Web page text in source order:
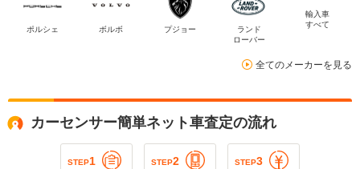
ポルシェ ボルボ プジョー
ランド
ローバー
輸入車
すべて
全てのメーカーを見る
カーセンサー簡単ネット車査定の流れ
STEP1 STEP2 STEP3